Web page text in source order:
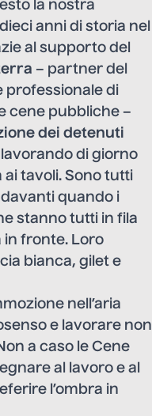
la nostra
anni di storia nel
al supporto del
– partner del
professionale di
cene pubbliche –
dei detenuti
di giorno
tavoli. Sono tutti
quando i
stanno tutti in fila
in fronte. Loro
bianca, gilet e
nell’aria
e lavorare non
a caso le Cene
al lavoro e al
l’ombra in